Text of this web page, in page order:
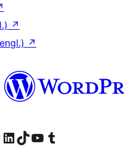
↗
↗
besuchen
Seite besuchen
Konto besuchen
Unser LinkedIn-Konto besuchen
Unser TikTok-Konto besuchen
Unseren YouTube-Kanal besuchen
Unser Tumblr-Konto besuchen